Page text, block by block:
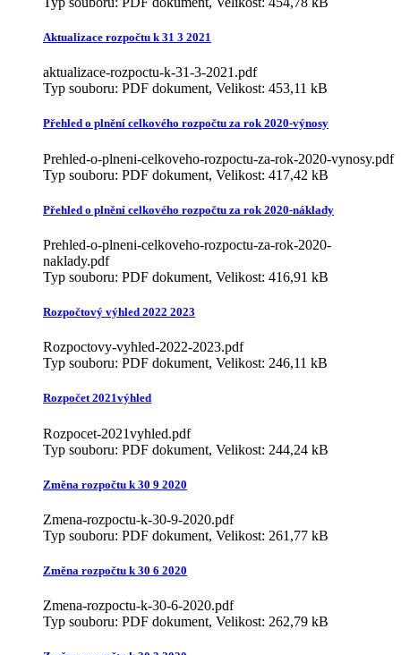
Aktualizace rozpočtu k 31 3 2021
aktualizace-rozpoctu-k-31-3-2021.pdf
Typ souboru: PDF dokument, Velikost: 453,11 kB
Přehled o plnění celkového rozpočtu za rok 2020-výnosy
Prehled-o-plneni-celkoveho-rozpoctu-za-rok-2020-vynosy.pdf
Typ souboru: PDF dokument, Velikost: 417,42 kB
Přehled o plnění celkového rozpočtu za rok 2020-náklady
Prehled-o-plneni-celkoveho-rozpoctu-za-rok-2020-
naklady.pdf
Typ souboru: PDF dokument, Velikost: 416,91 kB
Rozpočtový výhled 2022 2023
Rozpoctovy-vyhled-2022-2023.pdf
Typ souboru: PDF dokument, Velikost: 246,11 kB
Rozpočet 2021výhled
Rozpocet-2021vyhled.pdf
Typ souboru: PDF dokument, Velikost: 244,24 kB
Změna rozpočtu k 30 9 2020
Zmena-rozpoctu-k-30-9-2020.pdf
Typ souboru: PDF dokument, Velikost: 261,77 kB
Změna rozpočtu k 30 6 2020
Zmena-rozpoctu-k-30-6-2020.pdf
Typ souboru: PDF dokument, Velikost: 262,79 kB